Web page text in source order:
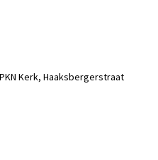
Kerk, Haaksbergerstraat